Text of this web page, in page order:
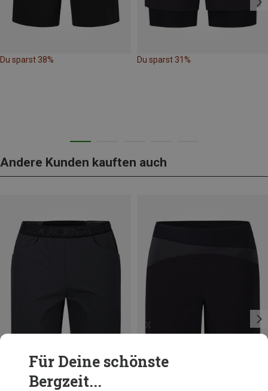
Du sparst 38% Du sparst 31%
Andere Kunden kauften auch
Du sparst 33%
Für Deine schönste
Bergzeit...